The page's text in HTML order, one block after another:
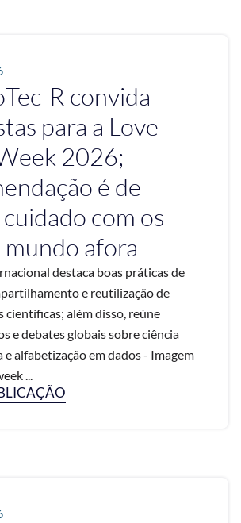
R convida
para a Love
2026;
é de
com os
mundo afora
destaca boas práticas de
e reutilização de
científicas; além disso, reúne
e debates globais sobre ciência
e alfabetização em dados - Imagem
...